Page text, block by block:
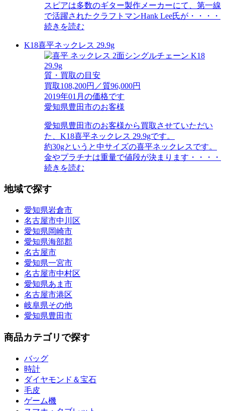
スピアは多数のギター製作メーカーにて、第一線
で活躍されたクラフトマンHank Lee氏が・・・・
続きを読む
K18喜平ネックレス 29.9g
質・買取の目安
買取108,200円／質96,000円
2019年01月の価格です
愛知県豊田市のお客様
愛知県豊田市のお客様から買取させていただい
た、K18喜平ネックレス 29.9gです。
約30gというと中サイズの喜平ネックレスです。
金やプラチナは重量で値段が決まります・・・・
続きを読む
地域で探す
愛知県岩倉市
名古屋市中川区
愛知県岡崎市
愛知県海部郡
名古屋市
愛知県一宮市
名古屋市中村区
愛知県あま市
名古屋市港区
岐阜県その他
愛知県豊田市
商品カテゴリで探す
バッグ
時計
ダイヤモンド＆宝石
毛皮
ゲーム機